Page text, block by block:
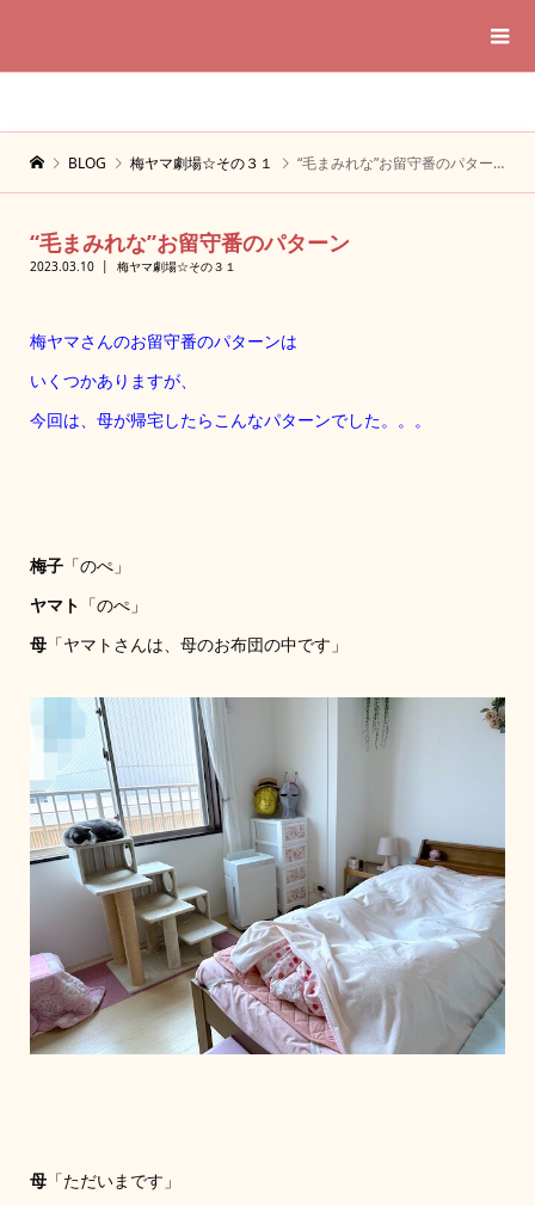
BLOG 梅ヤマ劇場☆その３１ “毛まみれな”お留守番のパターン
“毛まみれな”お留守番のパターン
2023.03.10 梅ヤマ劇場☆その３１
梅ヤマさんのお留守番のパターンは
いくつかありますが、
今回は、母が帰宅したらこんなパターンでした。。。
梅子「のぺ」
ヤマト 「のぺ」
母「ヤマトさんは、母のお布団の中です」
母「ただいまです」